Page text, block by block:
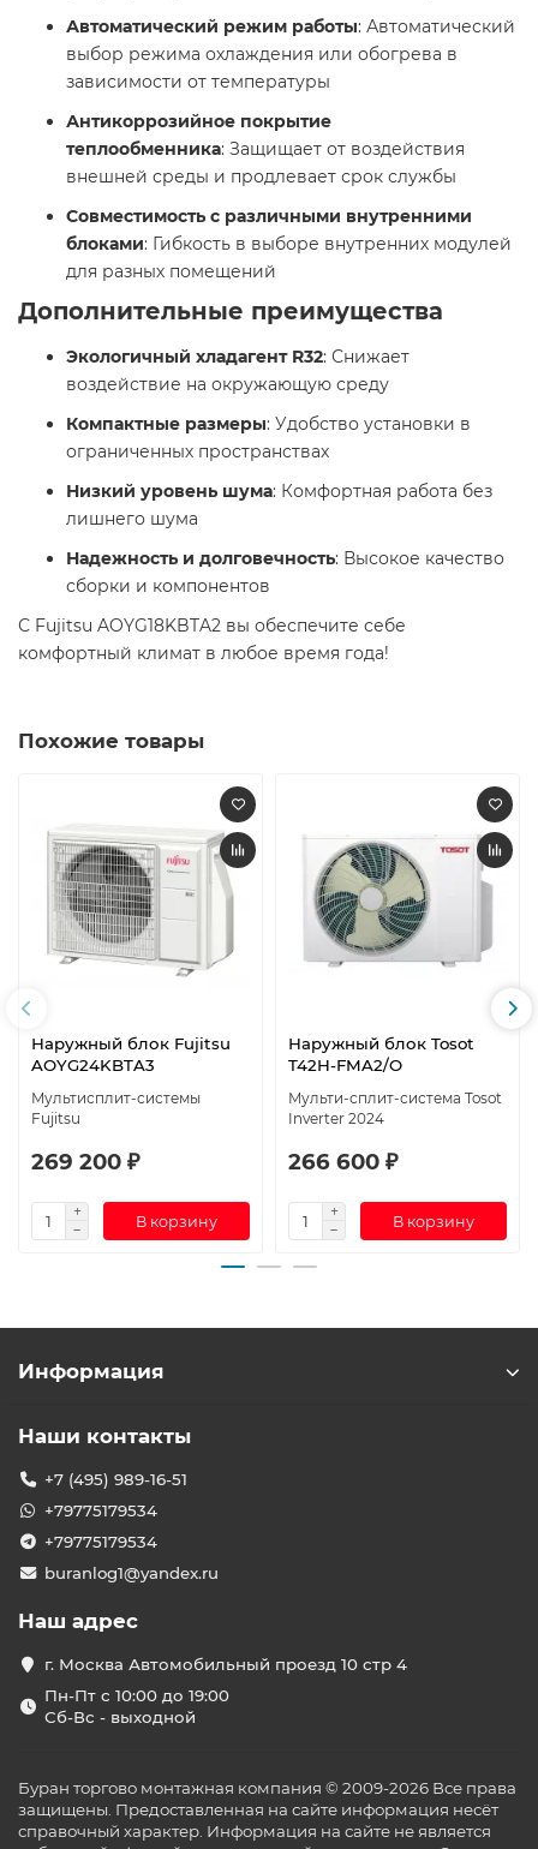
Автоматический режим работы: Автоматический
выбор режима охлаждения или обогрева в
зависимости от температуры​
Антикоррозийное покрытие
теплообменника: Защищает от воздействия
внешней среды и продлевает срок службы​
Совместимость с различными внутренними
блоками: Гибкость в выборе внутренних модулей
для разных помещений​
Дополнительные преимущества
Экологичный хладагент R32: Снижает
воздействие на окружающую среду​
Компактные размеры: Удобство установки в
ограниченных пространствах​
Низкий уровень шума: Комфортная работа без
лишнего шума​
Надежность и долговечность: Высокое качество
сборки и компонентов​
С Fujitsu AOYG18KBTA2 вы обеспечите себе
комфортный климат в любое время года!
Похожие товары
Наружный блок Fujitsu
AOYG24KBTA3
Мультисплит-системы
Fujitsu
269 200 ₽
В корзину
Наружный блок Tosot
T42H-FMA2/O
Мульти-сплит-система Tosot
Inverter 2024
266 600 ₽
В корзину
Информация
Наши контакты
+7 (495) 989-16-51
+79775179534
+79775179534
buranlog1@yandex.ru
Наш адрес
г. Москва Автомобильный проезд 10 стр 4
Пн-Пт с 10:00 до 19:00
Сб-Вс - выходной
Буран торгово монтажная компания © 2009-2026 Все права
защищены. Предоставленная на сайте информация несёт
справочный характер. Информация на сайте не является